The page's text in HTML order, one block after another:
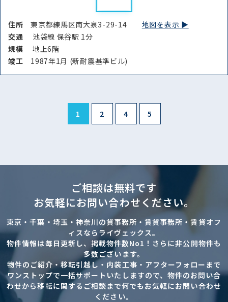
住所東京都練馬区南大泉3-29-14 地図を表示 ▶︎
交通
池袋線 保谷駅 1分
規模
地上6階
竣⼯ 1987年1月 (新耐震基準ビル)
1 2 4 5
ご相談は無料です
お気軽にお問い合わせください。
東京・千葉・埼玉・神奈川の貸事務所・賃貸事務所・賃貸オフ
ィスならライヴェックス。
物件情報は毎日更新し、掲載物件数No1！さらに非公開物件も
多数ございます。
物件のご紹介・移転引越し・内装工事・アフターフォローまで
ワンストップで一括サポートいたしますので、物件のお問い合
わせから移転に関するご相談まで何でもお気軽にお問い合わせ
ください。